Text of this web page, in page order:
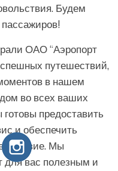
Будем
ОАО “Аэропорт
путешествий,
в нашем
во всех ваших
предоставить
и обеспечить
Мы
для вас полезным и